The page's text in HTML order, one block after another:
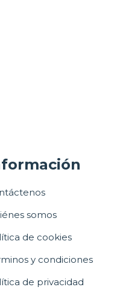
somos
de cookies
y condiciones
de privacidad